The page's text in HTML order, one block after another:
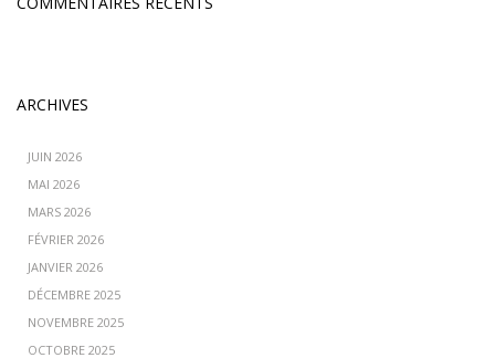
ARCHIVES
JUIN 2026
MAI 2026
MARS 2026
FÉVRIER 2026
JANVIER 2026
DÉCEMBRE 2025
NOVEMBRE 2025
OCTOBRE 2025